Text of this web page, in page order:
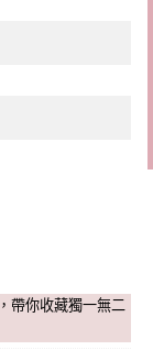
帶你收藏獨一無二